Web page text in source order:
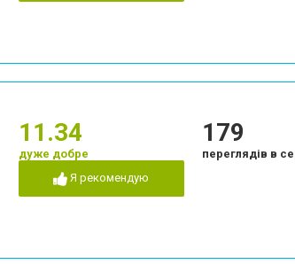
11.34
дуже добре
Я рекомендую
179
переглядів в